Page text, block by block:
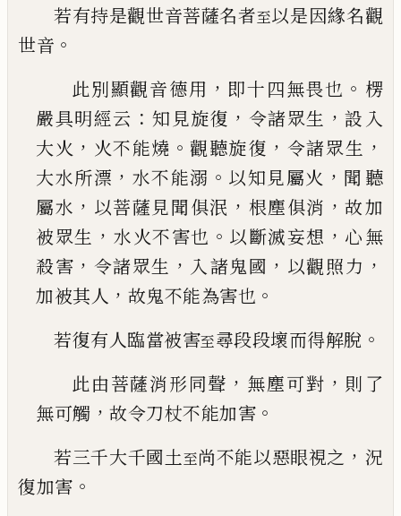
若有持是觀世音菩薩名者至以是因緣名觀
世音 。
此別顯觀音德用 ， 即十四無畏也 。 楞
嚴具明經云 ： 知見旋復 ， 令諸眾生 ， 設入
大火 ， 火不能燒 。 觀聽旋復 ， 令諸眾生 ，
大水所漂 ， 水不能溺 。 以知見屬火 ， 聞 聽
屬水 ， 以菩薩見聞俱泯 ， 根塵俱消 ， 故加
被眾生 ， 水火不害也 。 以斷滅妄想 ， 心無
殺害 ， 令諸眾生 ， 入諸鬼國 ， 以觀照力 ，
加被其人 ， 故鬼不能為害也 。
若復有人臨當被害至尋段段壞而得解脫 。
此由菩薩消形同聲 ， 無塵可對 ， 則了
無可觸 ， 故令刀杖不能加害 。
若三千大千國土至尚不能以惡眼視之 ， 況
復加害 。